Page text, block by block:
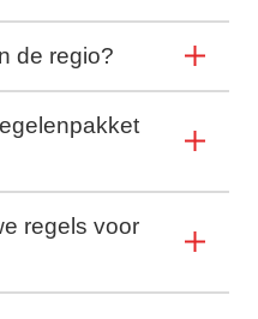
de regio?
regels voor